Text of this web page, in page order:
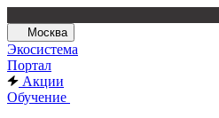
Москва
Экосистема
Портал
Акции
Обучение